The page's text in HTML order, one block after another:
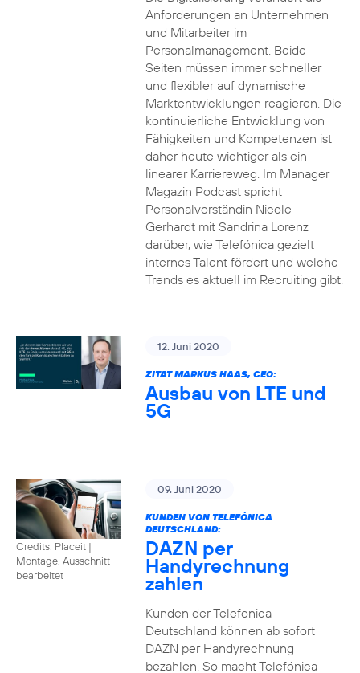
Anforderungen an Unternehmen
und Mitarbeiter im
Personalmanagement. Beide
Seiten müssen immer schneller
und flexibler auf dynamische
Marktentwicklungen reagieren. Die
kontinuierliche Entwicklung von
Fähigkeiten und Kompetenzen ist
daher heute wichtiger als ein
linearer Karriereweg. Im Manager
Magazin Podcast spricht
Personalvorständin Nicole
Gerhardt mit Sandrina Lorenz
darüber, wie Telefónica gezielt
internes Talent fördert und welche
Trends es aktuell im Recruiting gibt.
12. Juni 2020
ZITAT MARKUS HAAS, CEO:
Ausbau von LTE und
5G
Credits: Placeit |
Montage, Ausschnitt
bearbeitet
09. Juni 2020
KUNDEN VON TELEFÓNICA
DEUTSCHLAND:
DAZN per
Handyrechnung
zahlen
Kunden der Telefonica
Deutschland können ab sofort
DAZN per Handyrechnung
bezahlen. So macht Telefónica